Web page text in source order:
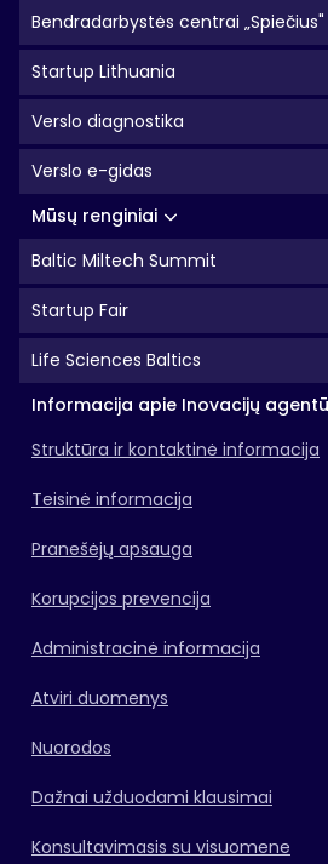
Bendradarbystės centrai „Spiečius"
Startup Lithuania
Verslo diagnostika
Verslo e-gidas
Mūsų renginiai
Baltic Miltech Summit
Startup Fair
Life Sciences Baltics
Informacija apie Inovacijų
Struktūra ir kontaktinė informacija
Teisinė informacija
Pranešėjų apsauga
Korupcijos prevencija
Administracinė informacija
Atviri duomenys
Nuorodos
Dažnai užduodami klausimai
Konsultavimasis su visuomene